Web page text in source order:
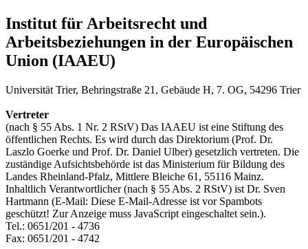
Institut für Arbeitsrecht und
Arbeitsbeziehungen in der Europäischen
Union (IAAEU)
Universität Trier, Behringstraße 21, Gebäude H, 7. OG, 54296 Trier
Vertreter
(nach § 55 Abs. 1 Nr. 2 RStV) Das IAAEU ist eine Stiftung des
öffentlichen Rechts. Es wird durch das Direktorium (Prof. Dr.
Laszlo Goerke und Prof. Dr. Daniel Ulber) gesetzlich vertreten. Die
zuständige Aufsichtsbehörde ist das Ministerium für Bildung des
Landes Rheinland-Pfalz, Mittlere Bleiche 61, 55116 Mainz.
Inhaltlich Verantwortlicher (nach § 55 Abs. 2 RStV) ist Dr. Sven
Hartmann (E-Mail: Diese E-Mail-Adresse ist vor Spambots
geschützt! Zur Anzeige muss JavaScript eingeschaltet sein.).
Tel.: 0651/201 - 4736
Fax: 0651/201 - 4742